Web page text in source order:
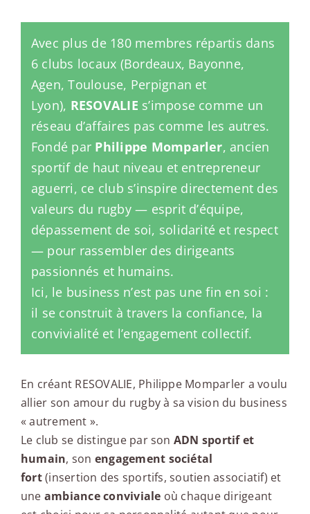
Avec plus de 180 membres répartis dans
6 clubs locaux (Bordeaux, Bayonne,
Agen, Toulouse, Perpignan et
Lyon), RESOVALIE s’impose comme un
réseau d’affaires pas comme les autres.
Fondé par Philippe Momparler, ancien
sportif de haut niveau et entrepreneur
aguerri, ce club s’inspire directement des
valeurs du rugby — esprit d’équipe,
dépassement de soi, solidarité et respect
— pour rassembler des dirigeants
passionnés et humains.
Ici, le business n’est pas une fin en soi :
il se construit à travers la confiance, la
convivialité et l’engagement collectif.
En créant RESOVALIE, Philippe Momparler a voulu
allier son amour du rugby à sa vision du business
« autrement ».
Le club se distingue par son ADN sportif et
humain, son engagement sociétal
fort(insertion des sportifs, soutien associatif) et
une ambiance conviviale où chaque dirigeant